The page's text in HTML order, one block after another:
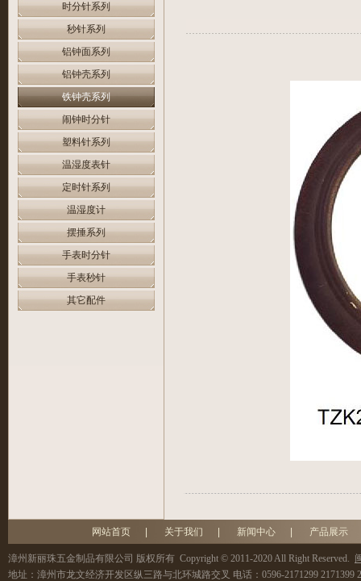
时分针系列
秒针系列
铝钟面系列
铝钟壳系列
铁钟壳系列
闹钟时分针
塑料针系列
温湿度表针
定时针系列
温湿度计
摆捶系列
手表时分针
手表秒针
其它配件
网站首页 关于我们 新闻中心 产品展示
漳州新丽珠五金制品有限公司 版权所有 Copyright © 2011-2020 All Right Reserved.
地址： 漳州市龙文经济开发区纵三路与北环城路交叉 电话： 0596-2171299 2171399